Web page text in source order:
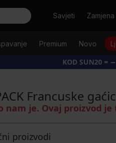
TražitiSavjeti
Premium Novo
KOD SUN20 =
Francuske
nam je. Ovaj proizvod
proizvodi